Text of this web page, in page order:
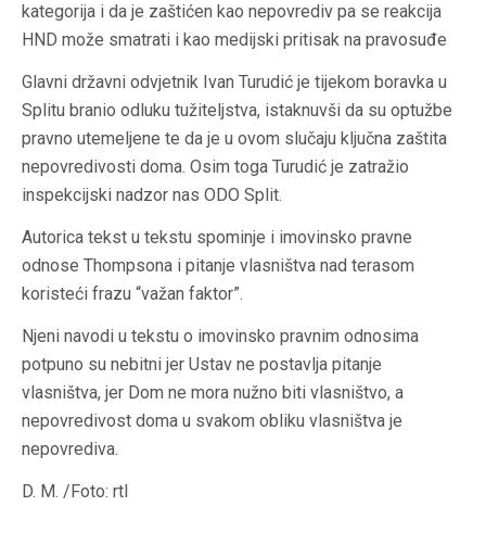
kategorija i da je zaštićen kao nepovrediv pa se reakcija
HND može smatrati i kao medijski pritisak na pravosuđe
Glavni državni odvjetnik Ivan Turudić je tijekom boravka u
Splitu branio odluku tužiteljstva, istaknuvši da su optužbe
pravno utemeljene te da je u ovom slučaju ključna zaštita
nepovredivosti doma. Osim toga Turudić je zatražio
inspekcijski nadzor nas ODO Split.
Autorica tekst u tekstu spominje i imovinsko pravne
odnose Thompsona i pitanje vlasništva nad terasom
koristeći frazu “važan faktor”.
Njeni navodi u tekstu o imovinsko pravnim odnosima
potpuno su nebitni jer Ustav ne postavlja pitanje
vlasništva, jer Dom ne mora nužno biti vlasništvo, a
nepovredivost doma u svakom obliku vlasništva je
nepovrediva.
D. M. /Foto: rtl